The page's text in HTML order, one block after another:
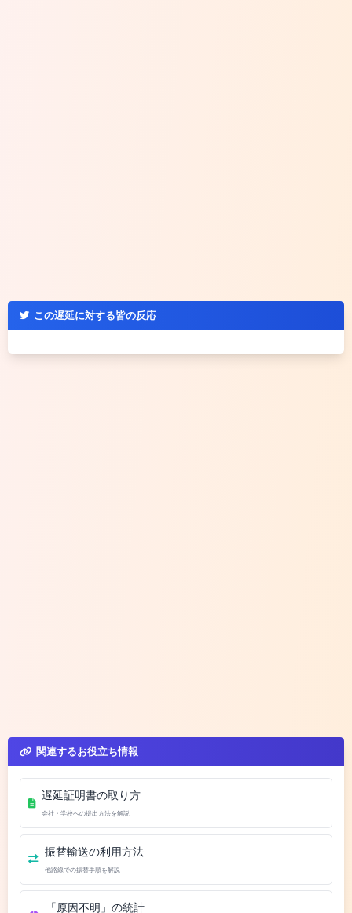
この遅延に対する皆の反応
関連するお役立ち情報
遅延証明書の取り方
会社・学校への提出方法を解説
振替輸送の利用方法
他路線での振替手順を解説
「原因不明」の統計